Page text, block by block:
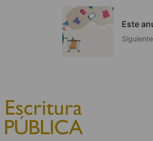
Este
Siguiente